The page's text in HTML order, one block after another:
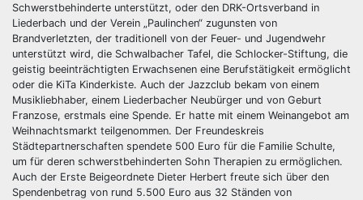
Schwerstbehinderte unterstützt, oder den DRK-Ortsverband in
Liederbach und der Verein „Paulinchen“ zugunsten von
Brandverletzten, der traditionell von der Feuer- und Jugendwehr
unterstützt wird, die Schwalbacher Tafel, die Schlocker-Stiftung, die
geistig beeinträchtigten Erwachsenen eine Berufstätigkeit ermöglicht
oder die KiTa Kinderkiste. Auch der Jazzclub bekam von einem
Musikliebhaber, einem Liederbacher Neubürger und von Geburt
Franzose, erstmals eine Spende. Er hatte mit einem Weinangebot am
Weihnachtsmarkt teilgenommen. Der Freundeskreis
Städtepartnerschaften spendete 500 Euro für die Familie Schulte,
um für deren schwerstbehinderten Sohn Therapien zu ermöglichen.
Auch der Erste Beigeordnete Dieter Herbert freute sich über den
Spendenbetrag von rund 5.500 Euro aus 32 Ständen von